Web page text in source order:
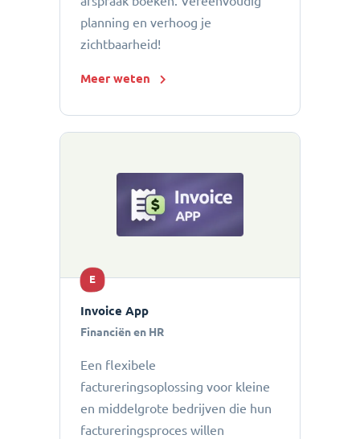
planning en verhoog je
zichtbaarheid!
Meer weten
E
Invoice App
Financiën en HR
Een flexibele
factureringsoplossing voor kleine
en middelgrote bedrijven die hun
factureringsproces willen